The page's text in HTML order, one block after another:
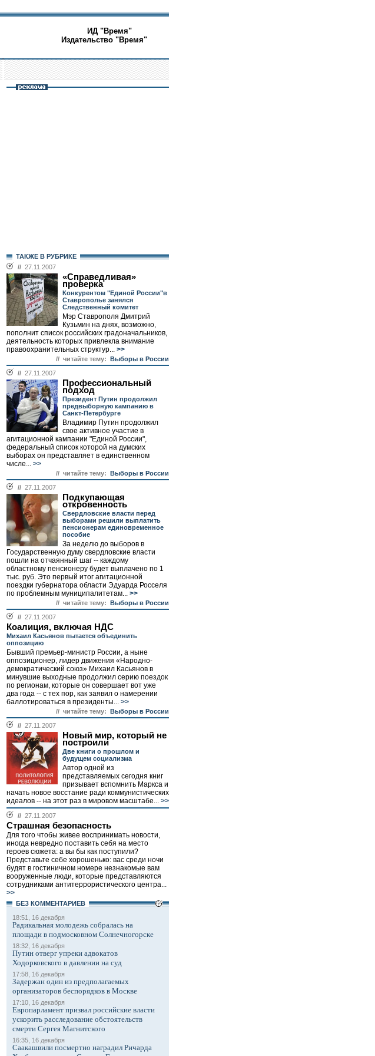
ИД "Время"
Издательство "Время"
ТАКЖЕ В РУБРИКЕ
// 27.11.2007
«Справедливая»
проверка
Конкурентом "Единой России"в
Ставрополье занялся
Следственный комитет
Мэр Ставрополя Дмитрий
Кузьмин на днях, возможно,
пополнит список российских градоначальников,
деятельность которых привлекла внимание
правоохранительных структур... >>
// читайте тему: Выборы в России
// 27.11.2007
Профессиональный
подход
Президент Путин продолжил
предвыборную кампанию в
Санкт-Петербурге
Владимир Путин продолжил
свое активное участие в
агитационной кампании "Единой России",
федеральный список которой на думских
выборах он представляет в единственном
числе... >>
// читайте тему: Выборы в России
// 27.11.2007
Подкупающая
откровенность
Свердловские власти перед
выборами решили выплатить
пенсионерам единовременное
пособие
За неделю до выборов в
Государственную думу свердловские власти
пошли на отчаянный шаг -- каждому
областному пенсионеру будет выплачено по 1
тыс. руб. Это первый итог агитационной
поездки губернатора области Эдуарда Росселя
по проблемным муниципалитетам... >>
// читайте тему: Выборы в России
// 27.11.2007
Коалиция, включая НДС
Михаил Касьянов пытается объединить
оппозицию
Бывший премьер-министр России, а ныне
оппозиционер, лидер движения «Народно-
демократический союз» Михаил Касьянов в
минувшие выходные продолжил серию поездок
по регионам, которые он совершает вот уже
два года -- с тех пор, как заявил о намерении
баллотироваться в президенты... >>
// читайте тему: Выборы в России
// 27.11.2007
Новый мир, который не
построили
Две книги о прошлом и
будущем социализма
Автор одной из
представляемых сегодня книг
призывает вспомнить Маркса и
начать новое восстание ради коммунистических
идеалов -- на этот раз в мировом масштабе... >>
// 27.11.2007
Страшная безопасность
Для того чтобы живее воспринимать новости,
иногда невредно поставить себя на место
героев сюжета: а вы бы как поступили?
Представьте себе хорошенько: вас среди ночи
будят в гостиничном номере незнакомые вам
вооруженные люди, которые представляются
сотрудниками антитеррористического центра...
>>
БЕЗ КОМMЕНТАРИЕВ
18:51, 16 декабря
Радикальная молодежь собралась на
площади в подмосковном Солнечногорске
18:32, 16 декабря
Путин отверг упреки адвокатов
Ходорковского в давлении на суд
17:58, 16 декабря
Задержан один из предполагаемых
организаторов беспорядков в Москве
17:10, 16 декабря
Европарламент призвал российские власти
ускорить расследование обстоятельств
смерти Сергея Магнитского
16:35, 16 декабря
Саакашвили посмертно наградил Ричарда